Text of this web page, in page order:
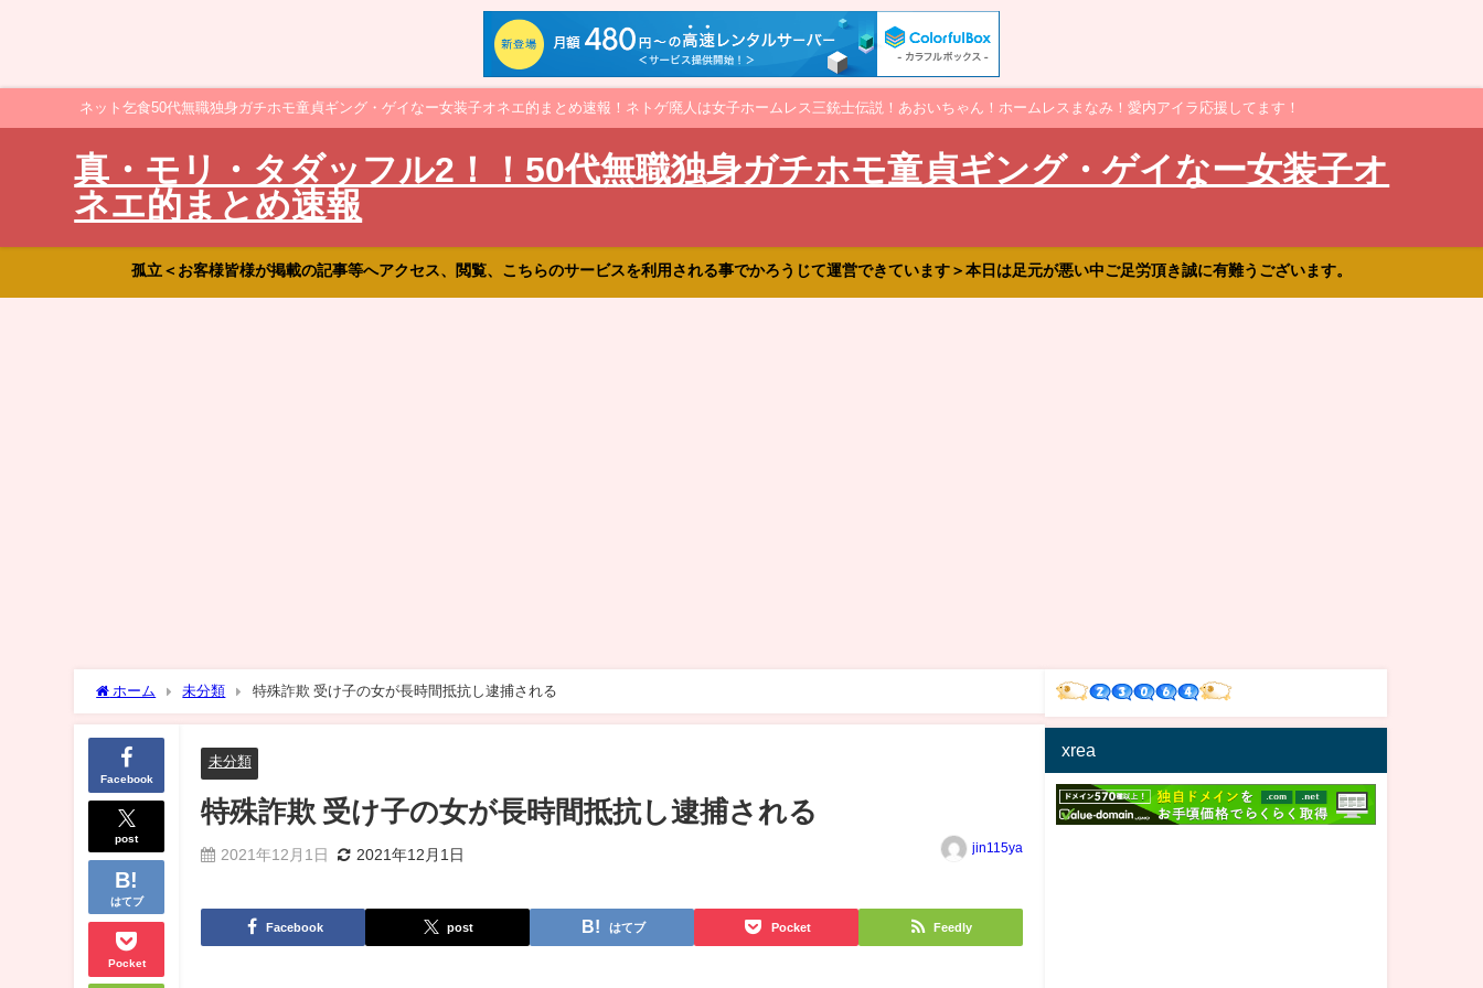
ネット乞食50代無職独身ガチホモ童貞ギング・ゲイなー女装子オネエ的まとめ速報！ネトゲ廃人は女子ホームレス三銃士伝説！あおいちゃん！ホームレスまなみ！愛内アイラ応援してます！
真・モリ・タダッフル2！！50代無職独身ガチホモ童貞ギング・ゲイなー女装子オ
ネエ的まとめ速報
孤立＜お客様皆様が掲載の記事等へアクセス、閲覧、こちらのサービスを利用される事でかろうじて運営できています＞本日は足元が悪い中ご足労頂き誠に有難うございます。
ホーム 未分類 特殊詐欺 受け子の女が長時間抵抗し逮捕される
Facebook
post
はてブ
Pocket
未分類
特殊詐欺 受け子の女が長時間抵抗し逮捕される
2021年12月1日 2021年12月1日 jin115ya
Facebook post はてブ Pocket Feedly
xrea